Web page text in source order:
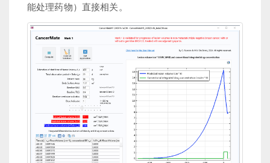
能处理药物）直接相关。